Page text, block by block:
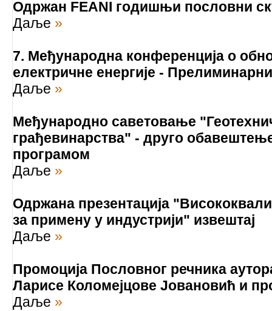
Одржан FEANI годишњи пословни
Даље »
7. Међународна конференција о
електричне енергије -
Даље »
Међународно саветовање
грађевинарства" - друго
програмом
Даље »
Одржана презентација
за примену у индустрији" извештај
Даље »
Промоција Пословног речника
Ларисе Коломејцове Јовановић и
Даље »